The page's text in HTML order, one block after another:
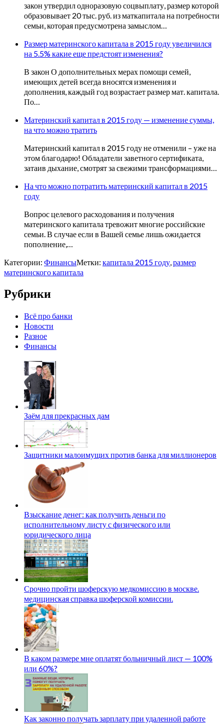
закон утвердил одноразовую соцвыплату, размер которой
образовывает 20 тыс. руб. из маткапитала на потребности
семьи, которая предусмотрена замыслом…
Размер материнского капитала в 2015 году увеличился
на 5.5% какие еще предстоят изменения?
В закон О дополнительных мерах помощи семей,
имеющих детей всегда вносятся изменения и
дополнения, каждый год возрастает размер мат. капитала.
По…
Материнский капитал в 2015 году — изменение суммы,
на что можно тратить
Материнский капитал в 2015 году не отменили – уже на
этом благодарю! Обладатели заветного сертификата,
затаив дыхание, смотрят за свежими трансформациями…
На что можно потратить материнский капитал в 2015
году
Вопрос целевого расходования и получения
материнского капитала тревожит многие российские
семьи. В случае если в Вашей семье лишь ожидается
пополнение,…
Категории: ФинансыМетки: капитала 2015 году,размер
материнского капитала
Рубрики
Всё про банки
Новости
Разное
Финансы
Заём для прекрасных дам
Защитники малоимущих против банка для миллионеров
Взыскание денег: как получить деньги по
исполнительному листу с физического или
юридического лица
Срочно пройти шоферскую медкомиссию в москве.
медицинская справка шоферской комиссии.
В каком размере мне оплатят больничный лист — 100%
или 60%?
Как законно получать зарплату при удаленной работе